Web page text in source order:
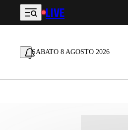
Vai al contenuto principale
LIVE
SABATO 8 AGOSTO 2026